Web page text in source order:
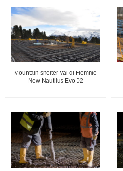
Mountain shelter Val di Fiemme
New Nautilus Evo 02